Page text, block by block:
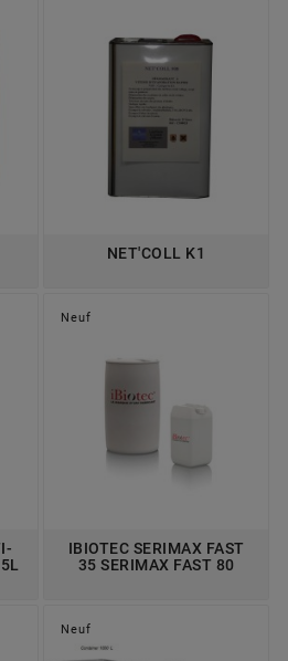
NET'COLL K1
Neuf
IBIOTEC SERIMAX FAST
35 SERIMAX FAST 80
Neuf